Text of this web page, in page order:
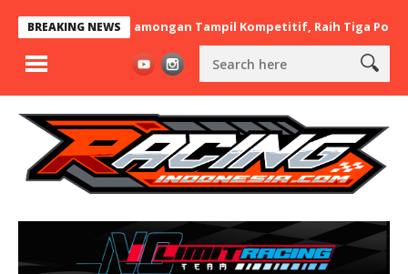
BREAKING NEWS
Asal Lamongan Tampil Kompetitif, Raih Tiga Podium di